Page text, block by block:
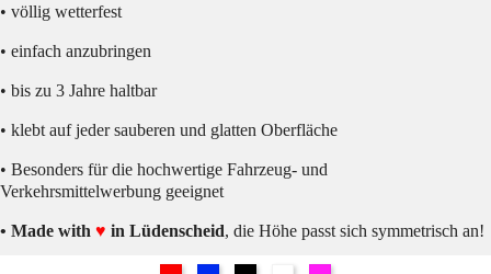
• völlig wetterfest
• einfach anzubringen
• bis zu 3 Jahre haltbar
• klebt auf jeder sauberen und glatten Oberfläche
• Besonders für die hochwertige Fahrzeug- und
Verkehrsmittelwerbung geeignet
• Made with ♥ in Lüdenscheid, die Höhe passt sich symmetrisch an!